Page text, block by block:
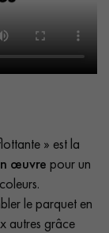
» est la
œuvre pour un
le parquet en
autres grâce